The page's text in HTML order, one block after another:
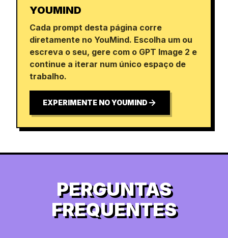
YOUMIND
Cada prompt desta página corre
diretamente no YouMind. Escolha um ou
escreva o seu, gere com o GPT Image 2 e
continue a iterar num único espaço de
trabalho.
EXPERIMENTE NO YOUMIND
PERGUNTAS
FREQUENTES